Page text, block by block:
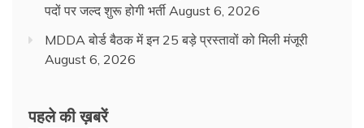
पदों पर जल्द शुरू होगी भर्ती August 6, 2026
MDDA बोर्ड बैठक में इन 25 बड़े प्रस्तावों को मिली मंजूरी
August 6, 2026
पहले की ख़बरें